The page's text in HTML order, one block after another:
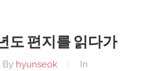
도 편지를 읽다가
By hyunseok
In